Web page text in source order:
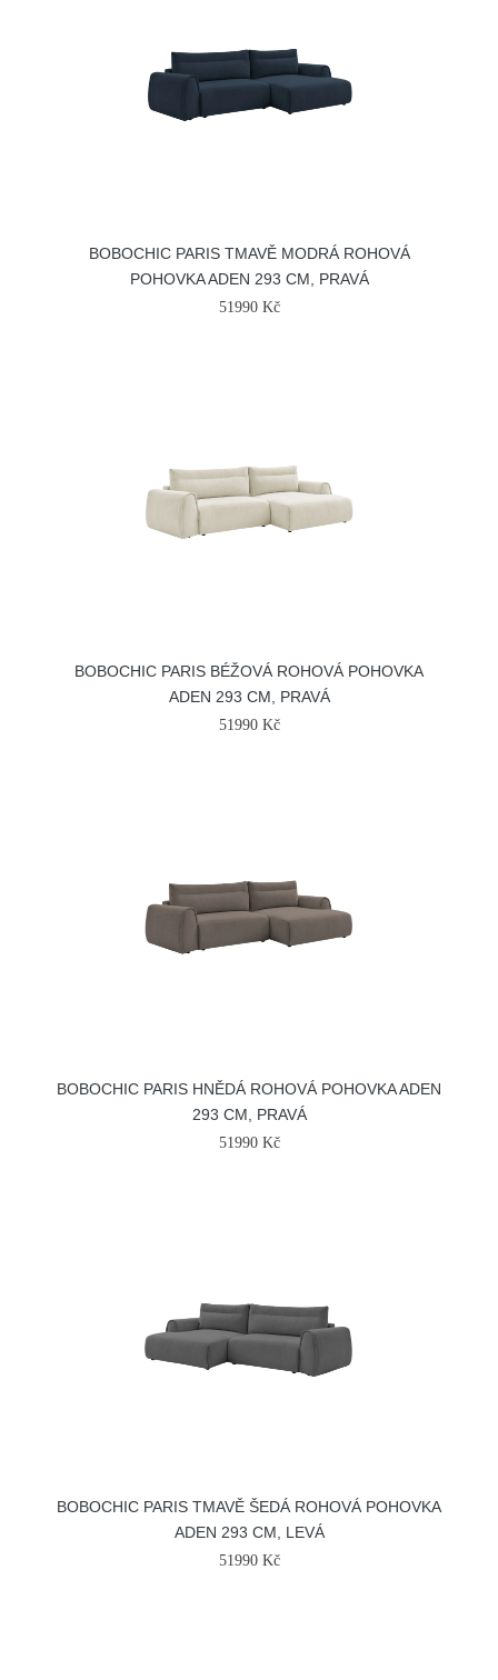
BOBOCHIC PARIS TMAVĚ MODRÁ ROHOVÁ
POHOVKA ADEN 293 CM, PRAVÁ
51990 Kč
BOBOCHIC PARIS BÉŽOVÁ ROHOVÁ POHOVKA
ADEN 293 CM, PRAVÁ
51990 Kč
BOBOCHIC PARIS HNĚDÁ ROHOVÁ POHOVKA ADEN
293 CM, PRAVÁ
51990 Kč
BOBOCHIC PARIS TMAVĚ ŠEDÁ ROHOVÁ POHOVKA
ADEN 293 CM, LEVÁ
51990 Kč